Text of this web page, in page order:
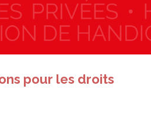
pour les droits